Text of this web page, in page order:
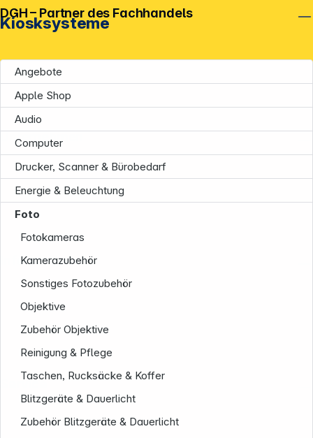
Kiosksysteme
Angebote
Apple Shop
Audio
Computer
Drucker, Scanner & Bürobedarf
Energie & Beleuchtung
Foto
Fotokameras
Kamerazubehör
Sonstiges Fotozubehör
Objektive
Zubehör Objektive
Reinigung & Pflege
Taschen, Rucksäcke & Koffer
Blitzgeräte & Dauerlicht
Zubehör Blitzgeräte & Dauerlicht
DGH – Partner des Fachhandels
Unternehmen
Informationen
Service